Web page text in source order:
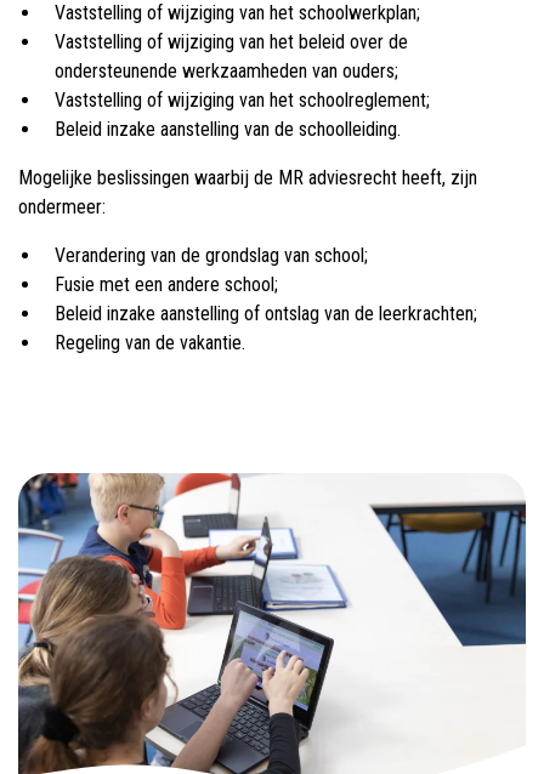
Vaststelling of wijziging van het schoolwerkplan;
Vaststelling of wijziging van het beleid over de
ondersteunende werkzaamheden van ouders;
Vaststelling of wijziging van het schoolreglement;
Beleid inzake aanstelling van de schoolleiding.
Mogelijke beslissingen waarbij de MR adviesrecht heeft, zijn
ondermeer:
Verandering van de grondslag van school;
Fusie met een andere school;
Beleid inzake aanstelling of ontslag van de leerkrachten;
Regeling van de vakantie.